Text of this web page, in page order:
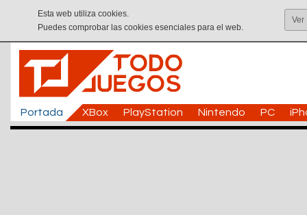
Esta web utiliza cookies.
Puedes comprobar las cookies esenciales para el web.
Ver
Portada XBox PlayStation Nintendo PC